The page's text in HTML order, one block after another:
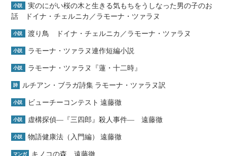
小説
実のにがい桜の木と生きる気もちをうしなった男の子のお
話 ドイナ・チェルニカ／ラモーナ・ツァラヌ
小説 渡り鳥 ドイナ・チェルニカ／ラモーナ・ツァラヌ
小説 ラモーナ・ツァラヌ連作短編小説
小説 ラモーナ・ツァラヌ『蓮・十二時』
詩 ルチアン・ブラガ詩集 ラモーナ・ツァラヌ訳
小説 ビューチーコンテスト 遠藤徹
小説 虚構探偵―『三四郎』殺人事件― 遠藤徹
小説 物語健康法（入門編） 遠藤徹
マンガ